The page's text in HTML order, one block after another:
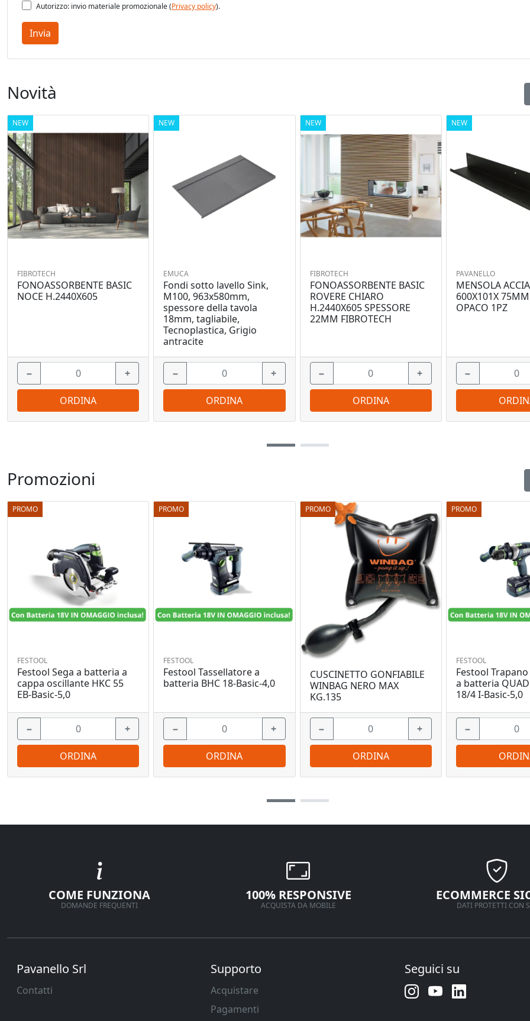
Autorizzo: invio materiale promozionale (Privacy policy).
Invia
Promozioni
PROMO
FESTOOL
Festool Sega a batteria a
cappa oscillante HKC 55
EB-Basic-5,0
− +
ORDINA
PROMO
FESTOOL
Festool Tassellatore a
batteria BHC 18-Basic-4,0
− +
ORDINA
PROMO
CUSCINETTO GONFIABILE
WINBAG NERO MAX
KG.135
− +
ORDINA
PROMO
FESTOOL
Festool
a batteria
18/4 I-Basic-5,0
−
Novità
NEW
FIBROTECH
FONOASSORBENTE BASIC
NOCE H.2440X605
− +
ORDINA
NEW
EMUCA
Fondi sotto lavello Sink,
M100, 963x580mm,
spessore della tavola
18mm, tagliabile,
Tecnoplastica, Grigio
antracite
− +
ORDINA
NEW
FIBROTECH
FONOASSORBENTE BASIC
ROVERE CHIARO
H.2440X605 SPESSORE
22MM FIBROTECH
− +
ORDINA
NEW
PAVANELLO
MENSOLA
600X101X
OPACO 1PZ
−
COME FUNZIONA
DOMANDE FREQUENTI
100% RESPONSIVE
ACQUISTA DA MOBILE
ECOMMERCE
DATI PROTETTI CON
Pavanello Srl
Contatti
Supporto
Acquistare
Pagamenti
Seguici su